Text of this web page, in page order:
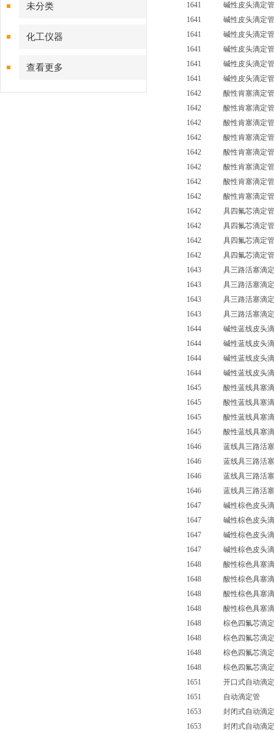
未分类
化工仪器
查看更多
1641 碱性皮头滴定
1641 碱性皮头滴定
1641 碱性皮头滴定
1641 碱性皮头滴定
1641 碱性皮头滴定
1641 碱性皮头滴定
1642 酸性肯塞滴定
1642 酸性肯塞滴定
1642 酸性肯塞滴定
1642 酸性肯塞滴定
1642 酸性肯塞滴定
1642 酸性肯塞滴定
1642 酸性肯塞滴定
1642 酸性肯塞滴定
1642 具四氟芯滴
1642 具四氟芯滴
1642 具四氟芯滴
1642 具四氟芯滴
1643 具三路活塞滴定
1643 具三路活塞滴定
1643 具三路活塞滴定
1643 具三路活塞滴定
1644 碱性蓝线皮头滴
1644 碱性蓝线皮头滴
1644 碱性蓝线皮头滴
1644 碱性蓝线皮头滴
1645 酸性蓝线具塞滴
1645 酸性蓝线具塞滴
1645 酸性蓝线具塞滴
1645 酸性蓝线具塞滴
1646 蓝线具三路活塞
1646 蓝线具三路活塞
1646 蓝线具三路活塞
1646 蓝线具三路活塞
1647 碱性棕色皮头滴
1647 碱性棕色皮头滴
1647 碱性棕色皮头滴
1647 碱性棕色皮头滴
1648 酸性棕色具塞滴
1648 酸性棕色具塞滴
1648 酸性棕色具塞滴
1648 酸性棕色具塞滴
1648 棕色四氟芯滴
1648 棕色四氟芯滴
1648 棕色四氟芯滴
1648 棕色四氟芯滴
1651 开口式自动滴
1651 自动滴定
1653 封闭式自动滴
1653 封闭式自动滴